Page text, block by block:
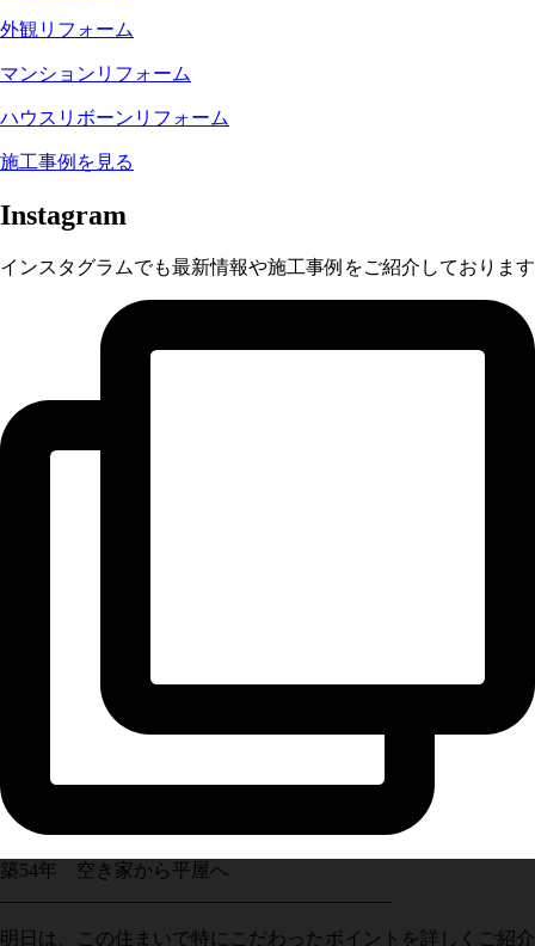
外観リフォーム
マンションリフォーム
ハウスリボーンリフォーム
施工事例を見る
Instagram
インスタグラムでも最新情報や施工事例をご紹介しております
築54年 空き家から平屋へ
明日は、この住まいで特にこだわったポイントを詳しくご紹介